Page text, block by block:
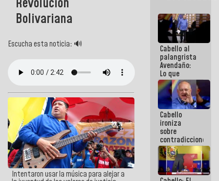
Bolivariana
Escucha esta noticia: 🔊
Intentaron usar la música para alejar a
Cabello al
palangrista
Avendaño:
Lo que
vayas a
escribir
hazlo hoy
por que no
sabemos si
la semana
que viene
hay
programa
Cabello
ironiza
sobre
contradicciones
y mentiras
de María
Machado:
¡Créanle!